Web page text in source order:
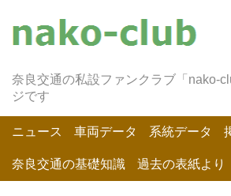
奈良交通の私設ファンクラブ「nako-
ジです
ニュース 車両データ 系統データ
奈良交通の基礎知識 過去の表紙より